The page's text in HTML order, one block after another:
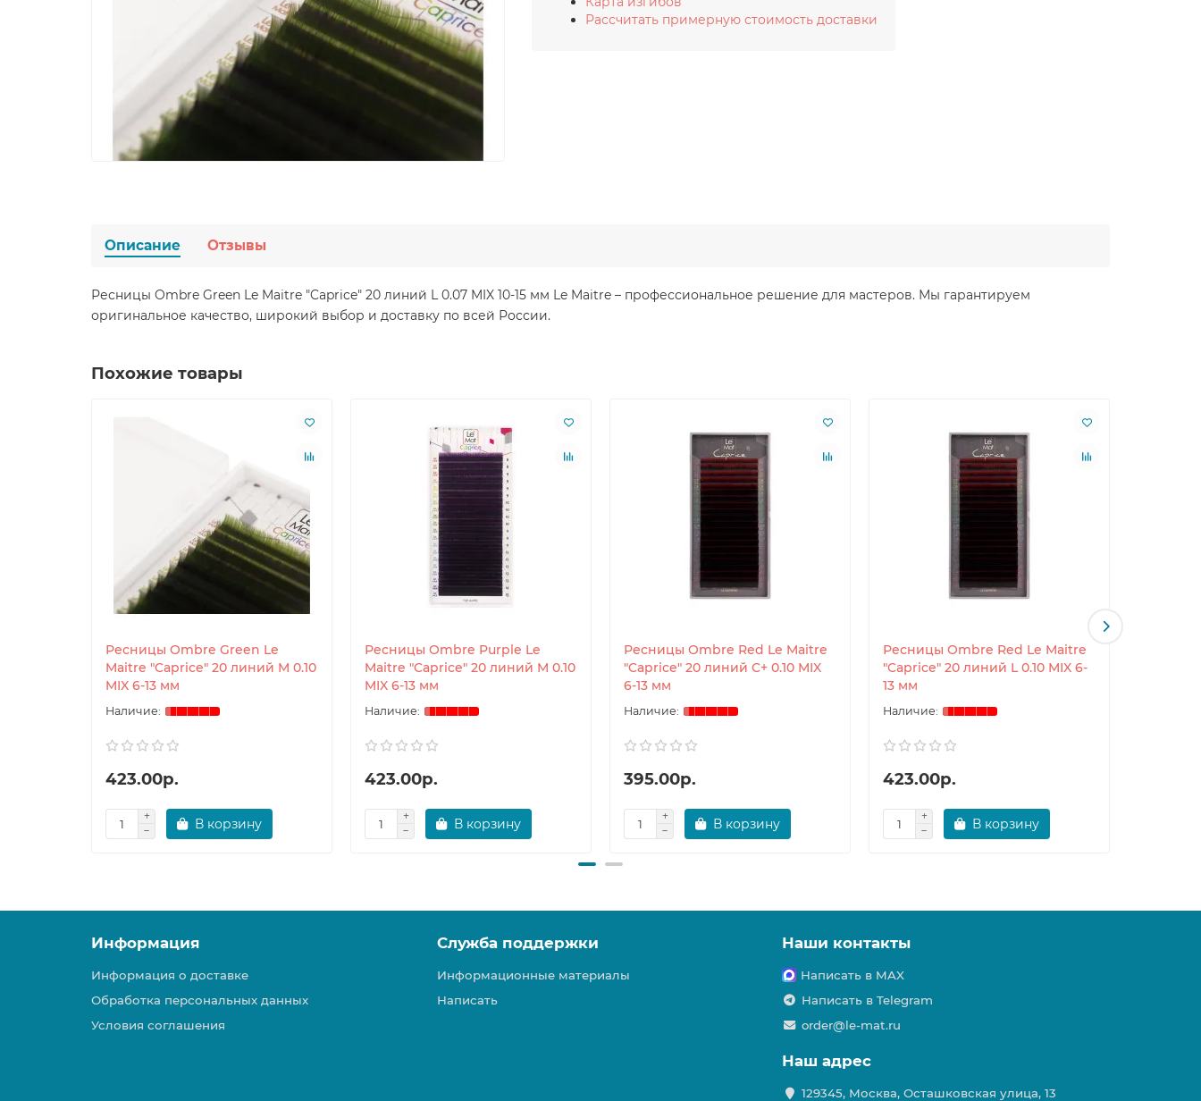
Рассчитать примерную стоимость доставки
Описание Отзывы
Ресницы Ombre Green Le Maitre "Caprice" 20 линий L 0.07 MIX 10-15 мм Le Maitre – профессиональное решение для мастеров. Мы гарантируем
оригинальное качество, широкий выбор и доставку по всей России.
Похожие товары
Ресницы Ombre Green Le
Maitre "Caprice" 20 линий M 0.10
MIX 6-13 мм
423.00р.
В корзину
Ресницы Ombre Purple Le
Maitre "Caprice" 20 линий M 0.10
MIX 6-13 мм
423.00р.
В корзину
Ресницы Ombre Red Le Maitre
"Caprice" 20 линий C+ 0.10 MIX
6-13 мм
395.00р.
В корзину
Ресницы Ombre Red Le Maitre
"Caprice" 20 линий L 0.10 MIX 6-
13 мм
423.00р.
В корзину
Информация
Информация о доставке
Обработка персональных данных
Условия соглашения
Служба поддержки
Информационные материалы
Написать
Наши контакты
Написать в MAX
Написать в Telegram
order@le-mat.ru
Наш адрес
129345, Москва, Осташковская улица, 13